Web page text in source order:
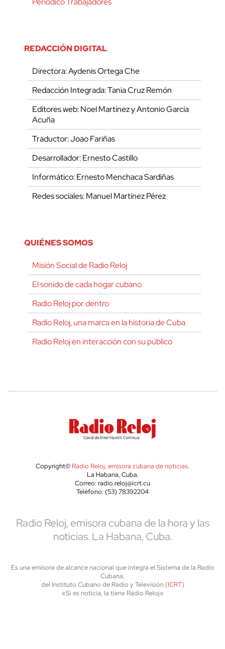
REDACCIÓN DIGITAL
Directora: Aydenis Ortega Che
Redacción Integrada: Tania Cruz Remón
Editores web: Noel Martínez y Antonio García
Acuña
Traductor: Joao Fariñas
Desarrollador: Ernesto Castillo
Informático: Ernesto Menchaca Sardiñas
Redes sociales: Manuel Martínez Pérez
QUIÉNES SOMOS
Misión Social de Radio Reloj
El sonido de cada hogar cubano
Radio Reloj por dentro
Radio Reloj, una marca en la historia de Cuba
Radio Reloj en interacción con su público
Copyright© Radio Reloj, emisora cubana de noticias.
La Habana, Cuba.
Correo: radio.reloj@icrt.cu
Teléfono: (53) 78392204
Radio Reloj, emisora cubana de la hora y las
noticias. La Habana, Cuba.
Es una emisora de alcance nacional que integra el Sistema de la Radio
Cubana,
del Instituto Cubano de Radio y Televisión (ICRT)
«Si es noticia, la tiene Radio Reloj»